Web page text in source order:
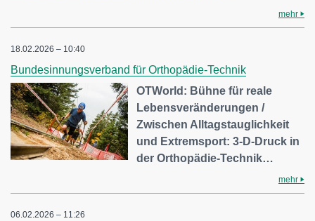
mehr
18.02.2026 – 10:40
Bundesinnungsverband für Orthopädie-Technik
OTWorld: Bühne für reale
Lebensveränderungen /
Zwischen Alltagstauglichkeit
und Extremsport: 3-D-Druck in
der Orthopädie-Technik…
mehr
06.02.2026 – 11:26